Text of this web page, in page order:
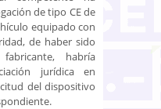
de tipo CE de
equipado con
de haber sido
habría
jurídica en
del dispositivo